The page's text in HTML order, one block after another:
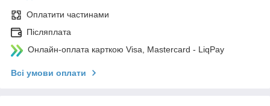
Оплатити частинами
Післяплата
Онлайн-оплата карткою Visa, Mastercard - LiqPay
Всі умови оплати